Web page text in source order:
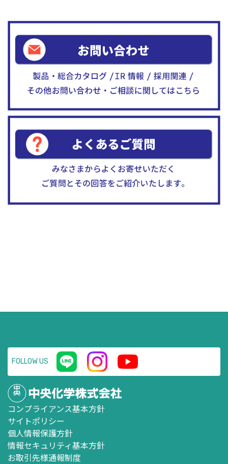
FOLLOW US
コンプライアンス基本方針
サイトポリシー
個人情報保護方針
情報セキュリティ基本方針
お取引先様通報制度